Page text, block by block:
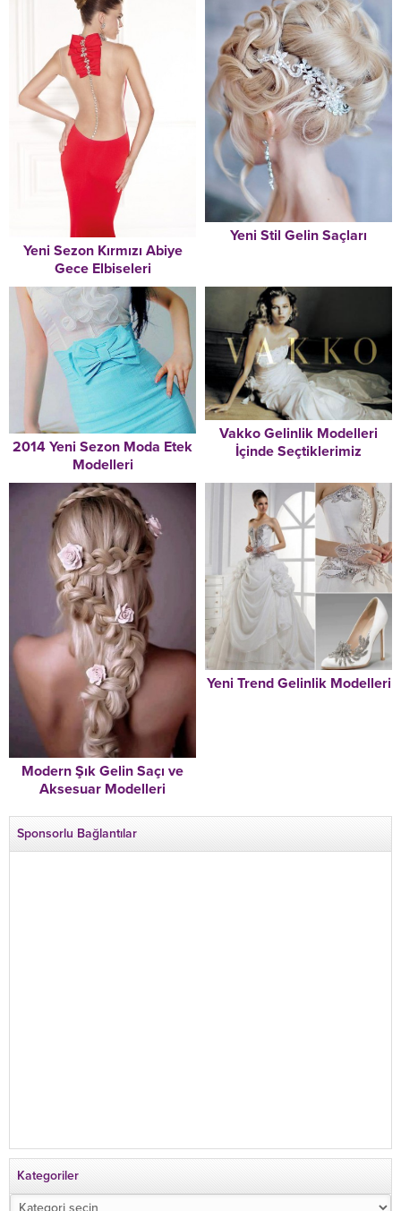
Yeni Sezon Kırmızı Abiye
Gece Elbiseleri
Yeni Stil Gelin Saçları
2014 Yeni Sezon Moda Etek
Modelleri
Vakko Gelinlik Modelleri
İçinde Seçtiklerimiz
Modern Şık Gelin Saçı ve
Aksesuar Modelleri
Yeni Trend Gelinlik Modelleri
Sponsorlu Bağlantılar
Kategoriler
Kategoriler